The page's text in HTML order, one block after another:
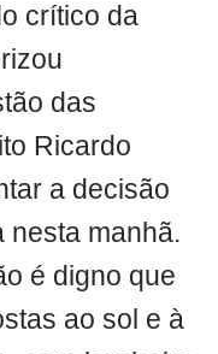
crítico da
das
Ricardo
a decisão
nesta manhã.
é digno que
ao sol e à